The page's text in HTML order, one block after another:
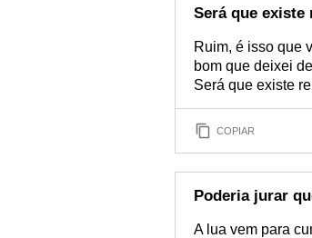
Será que existe
Ruim, é isso que
bom que deixei
Será que existe
COPIAR
Poderia jurar
A lua vem para